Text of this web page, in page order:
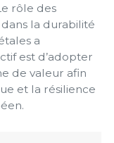
rôle des
la durabilité
a
est d’adopter
de valeur afin
et la résilience